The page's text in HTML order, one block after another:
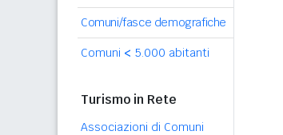
Comuni/fasce demografiche
Comuni < 5.000 abitanti
Turismo in Rete
Associazioni di Comuni